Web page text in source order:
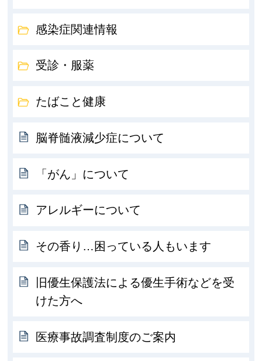
感染症関連情報
受診・服薬
たばこと健康
脳脊髄液減少症について
「がん」について
アレルギーについて
その香り…困っている人もいます
旧優生保護法による優生手術などを受
けた方へ
医療事故調査制度のご案内